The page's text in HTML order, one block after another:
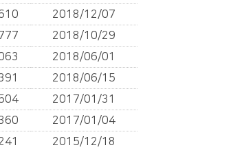
2018/12/07
2018/10/29
2018/06/01
2018/06/15
2017/01/31
2017/01/04
2015/12/18